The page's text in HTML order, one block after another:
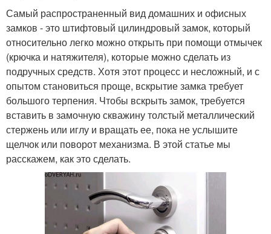
Самый распространенный вид домашних и офисных
замков - это штифтовый цилиндровый замок, который
относительно легко можно открыть при помощи отмычек
(крючка и натяжителя), которые можно сделать из
подручных средств. Хотя этот процесс и несложный, и с
опытом становиться проще, вскрытие замка требует
большого терпения. Чтобы вскрыть замок, требуется
вставить в замочную скважину толстый металлический
стержень или иглу и вращать ее, пока не услышите
щелчок или поворот механизма. В этой статье мы
расскажем, как это сделать.